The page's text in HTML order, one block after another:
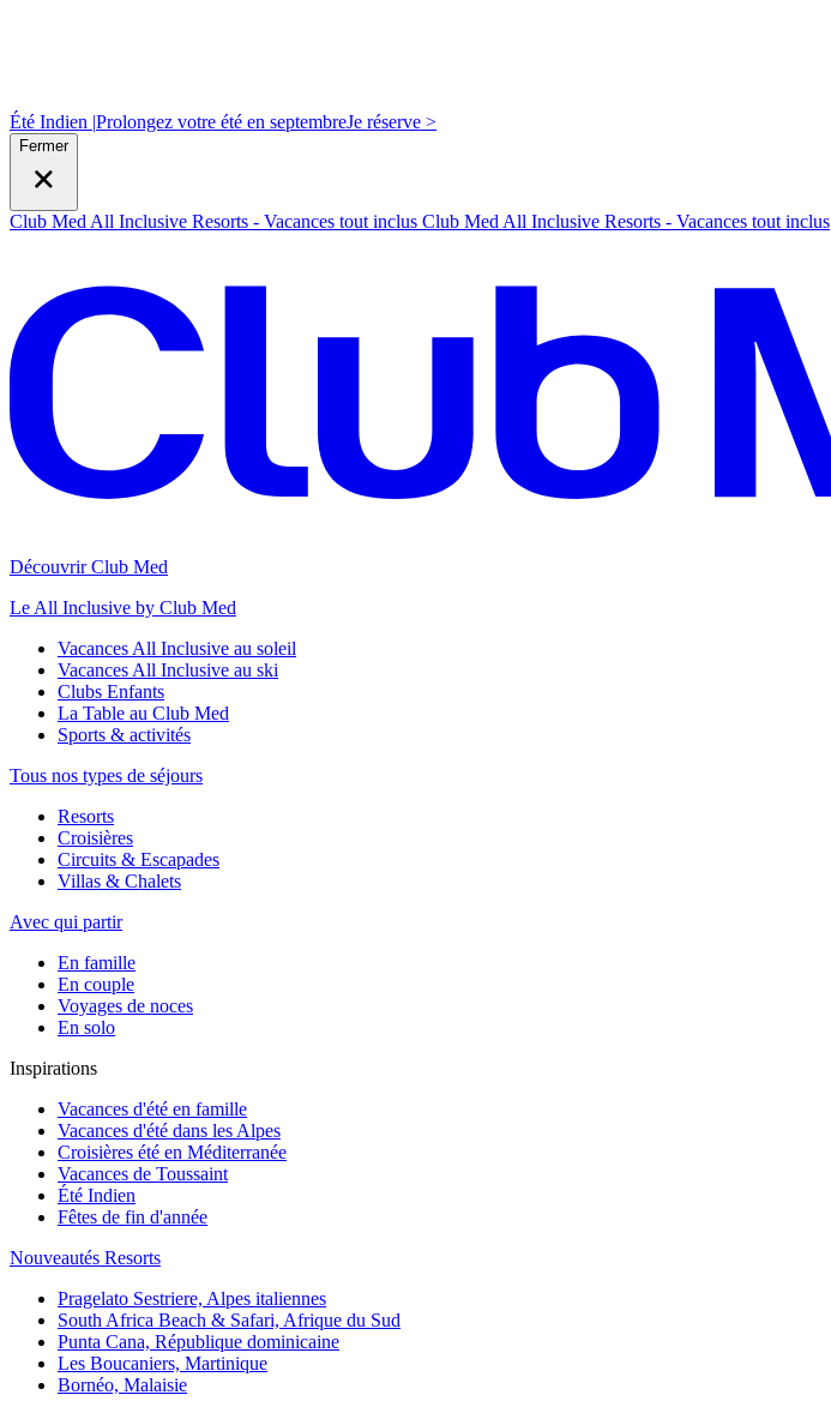
Été Indien |Prolongez votre été en septembreJe réserve >
Fermer
Club Med All Inclusive Resorts - Vacances tout inclus Club Med All Inclusive Resorts - Vacances tout inclus
Découvrir Club Med
Le All Inclusive by Club Med
Vacances All Inclusive au soleil
Vacances All Inclusive au ski
Clubs Enfants
La Table au Club Med
Sports & activités
Tous nos types de séjours
Resorts
Croisières
Circuits & Escapades
Villas & Chalets
Avec qui partir
En famille
En couple
Voyages de noces
En solo
Inspirations
Vacances d'été en famille
Vacances d'été dans les Alpes
Croisières été en Méditerranée
Vacances de Toussaint
Été Indien
Fêtes de fin d'année
Nouveautés Resorts
Pragelato Sestriere, Alpes italiennes
South Africa Beach & Safari, Afrique du Sud
Punta Cana, République dominicaine
Les Boucaniers, Martinique
Bornéo, Malaisie